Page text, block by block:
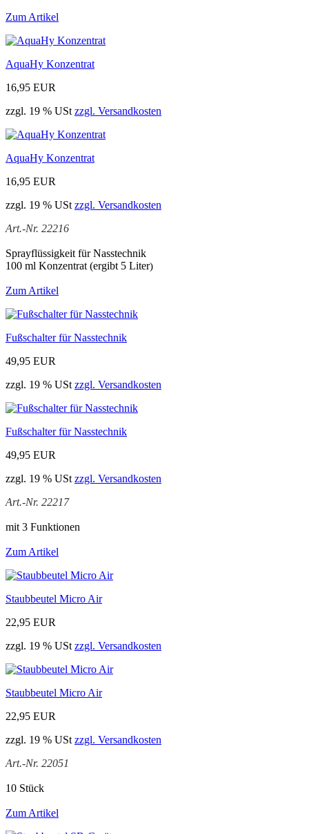
Zum Artikel
AquaHy Konzentrat
16,95 EUR
zzgl. 19 % USt zzgl. Versandkosten
AquaHy Konzentrat
16,95 EUR
zzgl. 19 % USt zzgl. Versandkosten
Art.-Nr. 22216
Sprayflüssigkeit für Nasstechnik
100 ml Konzentrat (ergibt 5 Liter)
Zum Artikel
Fußschalter für Nasstechnik
49,95 EUR
zzgl. 19 % USt zzgl. Versandkosten
Fußschalter für Nasstechnik
49,95 EUR
zzgl. 19 % USt zzgl. Versandkosten
Art.-Nr. 22217
mit 3 Funktionen
Zum Artikel
Staubbeutel Micro Air
22,95 EUR
zzgl. 19 % USt zzgl. Versandkosten
Staubbeutel Micro Air
22,95 EUR
zzgl. 19 % USt zzgl. Versandkosten
Art.-Nr. 22051
10 Stück
Zum Artikel